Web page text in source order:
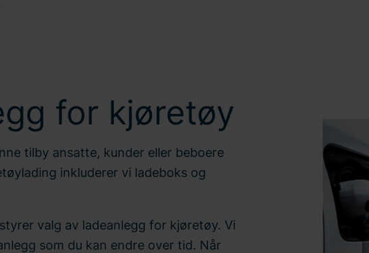
for kjøretøy
tilby ansatte, kunder eller beboere
inkluderer vi ladeboks og
valg av ladeanlegg for kjøretøy. Vi
som du kan endre over tid. Når